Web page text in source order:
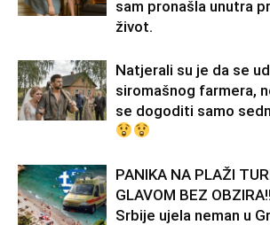
sam pronašla unutra
život.
Natjerali su je da se
siromašnog farmera,
se dogoditi samo
PANIKA NA PLAŽI
GLAVOM BEZ
Srbije ujela neman u